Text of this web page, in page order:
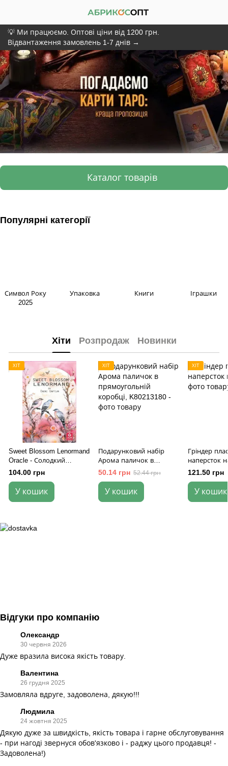
💡 Ми працюємо. Оптові ціни від 1200 грн.
Відвантаження замовлень 1-7 днів →
Каталог товарів
Популярні категорії
Символ Року
2025
Упаковка Книги Іграшки
Хіти Розпродаж Новинки
ХІТ
Sweet Blossom Lenormand
Oracle - Солодкий
Квітковий Оракул
Ленорман
104.00 грн
У кошик
ХІТ
Подарунковий набір
Арома паличок в
прямоугольній коробці
50.14 грн 52.44 грн
У кошик
ХІТ
Гріндер
наперсток
121.50 грн
У кошик
Відгуки про компанію
Олександр
30 червня 2026
Дуже вразила висока якість товару.
Валентина
26 грудня 2025
Замовляла вдруге, задоволена, дякую!!!
Людмила
24 жовтня 2025
Дякую дуже за швидкість, якість товара і гарне обслуговування
- при нагоді звернуся обов'язково і - раджу цього продавця! -
Задоволена!)